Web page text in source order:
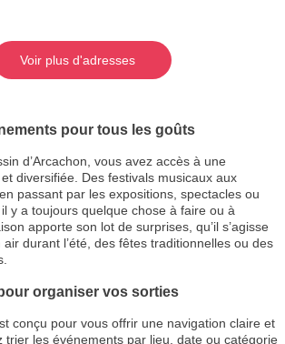
Voir plus d'adresses
pour tous les goûts
d’Arcachon, vous avez accès à une
diversifiée. Des festivals musicaux aux
passant par les expositions, spectacles ou
y a toujours quelque chose à faire ou à
apporte son lot de surprises, qu’il s’agisse
durant l’été, des fêtes traditionnelles ou des
organiser vos sorties
conçu pour vous offrir une navigation claire et
trier les événements par lieu, date ou catégorie